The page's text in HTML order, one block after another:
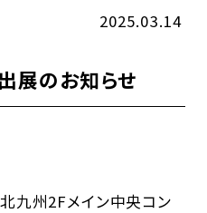
2025.03.14
展のお知らせ
九州2Fメイン中央コン